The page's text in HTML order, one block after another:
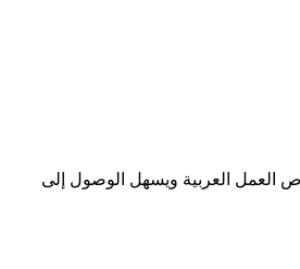
العمل العربية ويسهل الوصول إلى